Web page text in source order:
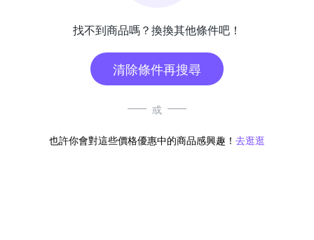
找不到商品嗎？換換其他條件吧！
清除條件再搜尋
或
也許你會對這些價格優惠中的商品感興趣！ 去逛逛